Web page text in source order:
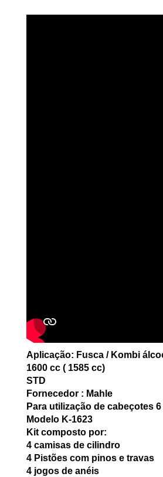
Aplicação: Fusca / Kombi
1600 cc ( 1585 cc)
STD
Fornecedor : Mahle
Para utilização de cabeçotes
Modelo K-1623
Kit composto por:
4 camisas de cilindro
4 Pistões com pinos e travas
4 jogos de anéis